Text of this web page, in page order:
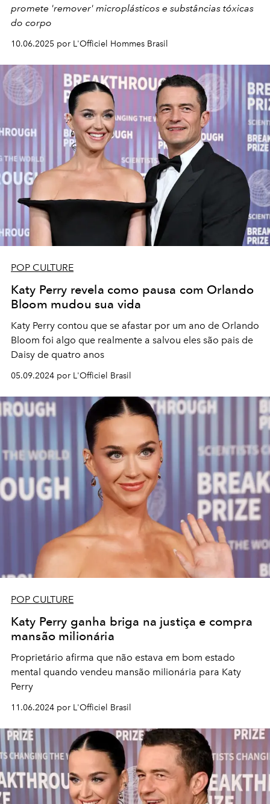
promete 'remover' microplásticos e substâncias tóxicas
do corpo
10.06.2025 por L'Officiel Hommes Brasil
POP CULTURE
Katy Perry revela como pausa com Orlando
Bloom mudou sua vida
Katy Perry contou que se afastar por um ano de Orlando
Bloom foi algo que realmente a salvou eles são pais de
Daisy de quatro anos
05.09.2024 por L'Officiel Brasil
POP CULTURE
Katy Perry ganha briga na justiça e compra
mansão milionária
Proprietário afirma que não estava em bom estado
mental quando vendeu mansão milionária para Katy
Perry
11.06.2024 por L'Officiel Brasil